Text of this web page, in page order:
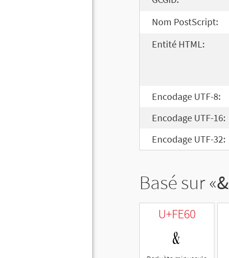
Nom PostScript:
Entité HTML:
Encodage UTF-8:
Encodage UTF-16:
Encodage UTF-32:
Basé sur «&
U+FE60
﹠